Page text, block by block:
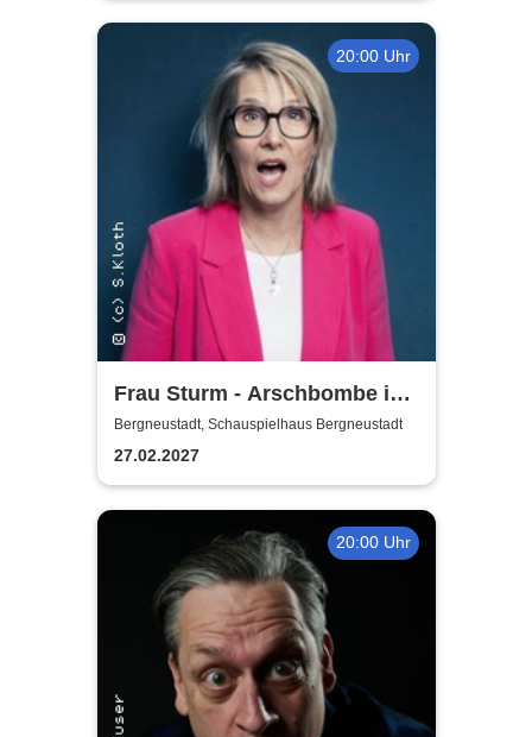
20:00 Uhr
Frau Sturm - Arschbombe ins
Leben
Bergneustadt, Schauspielhaus Bergneustadt
27.02.2027
20:00 Uhr